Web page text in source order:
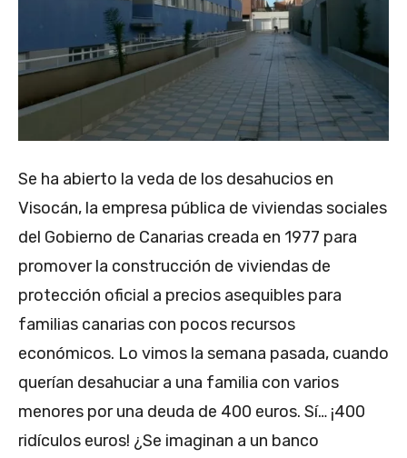
Se ha abierto la veda de los desahucios en
Visocán, la empresa pública de viviendas sociales
del Gobierno de Canarias creada en 1977 para
promover la construcción de viviendas de
protección oficial a precios asequibles para
familias canarias con pocos recursos
económicos. Lo vimos la semana pasada, cuando
querían desahuciar a una familia con varios
menores por una deuda de 400 euros. Sí… ¡400
ridículos euros! ¿Se imaginan a un banco